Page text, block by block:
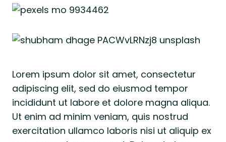
Lorem ipsum dolor sit amet, consectetur
adipiscing elit, sed do eiusmod tempor
incididunt ut labore et dolore magna aliqua.
Ut enim ad minim veniam, quis nostrud
exercitation ullamco laboris nisi ut aliquip ex